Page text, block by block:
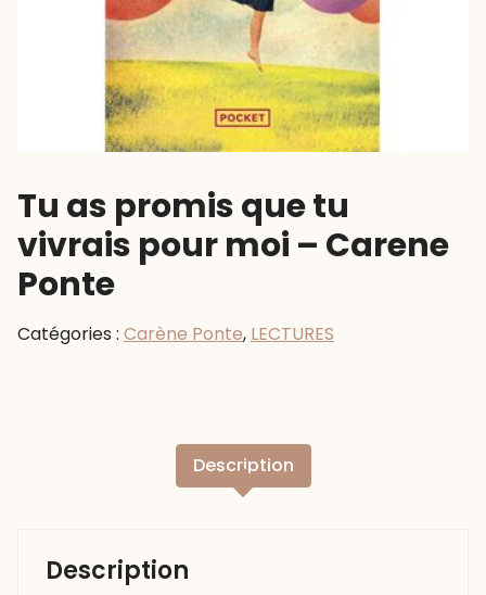
Tu as promis que tu
vivrais pour moi – Carene
Ponte
Catégories : Carène Ponte, LECTURES
Description
Description